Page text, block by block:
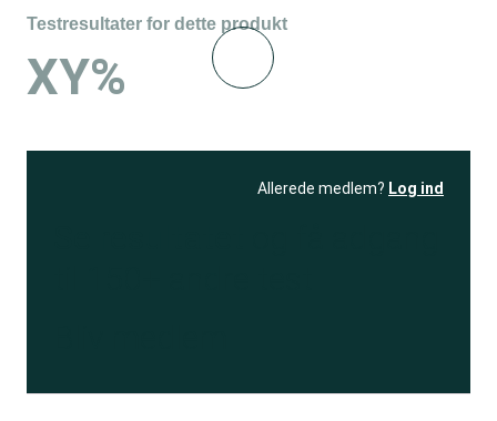
Testresultater for dette produkt
XY%
Allerede medlem? Log ind